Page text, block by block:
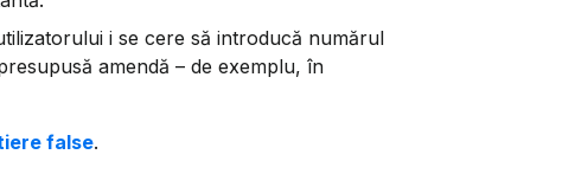
i se cere să introducă numărul
amendă – de exemplu, în
false.